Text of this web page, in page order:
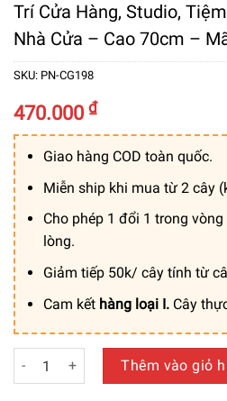
Trí Cửa Hàng, Studio,
Nhà Cửa – Cao 70cm –
SKU: PN-CG198
470.000 ₫
Giao hàng COD toàn quốc.
Miễn ship khi mua từ 2 cây
Cho phép 1 đổi 1 trong
lòng.
Giảm tiếp 50k/ cây tính từ
Cam kết hàng loại I. Cây
Cỏ Đuôi Chồn Giả Mix Hộp Giấy
Thêm vào giỏ